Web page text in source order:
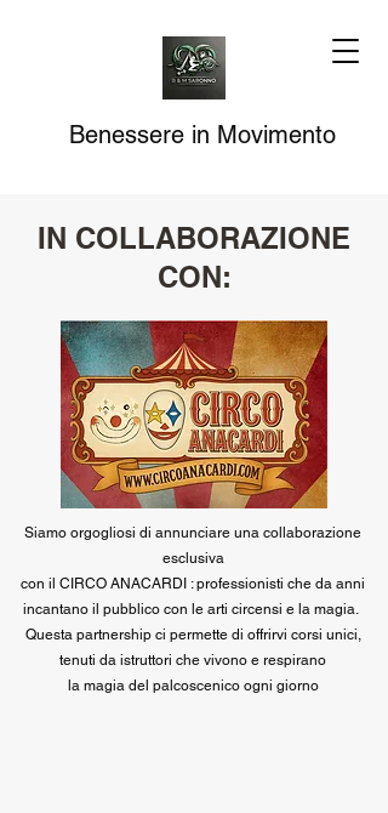
Benessere in Movimento
IN COLLABORAZIONE
CON:
Siamo orgogliosi di annunciare una collaborazione
esclusiva
con il CIRCO ANACARDI : professionisti che da anni
incantano il pubblico con le arti circensi e la magia.
Questa partnership ci permette di offrirvi corsi unici,
tenuti da istruttori che vivono e respirano
la magia del palcoscenico ogni giorno